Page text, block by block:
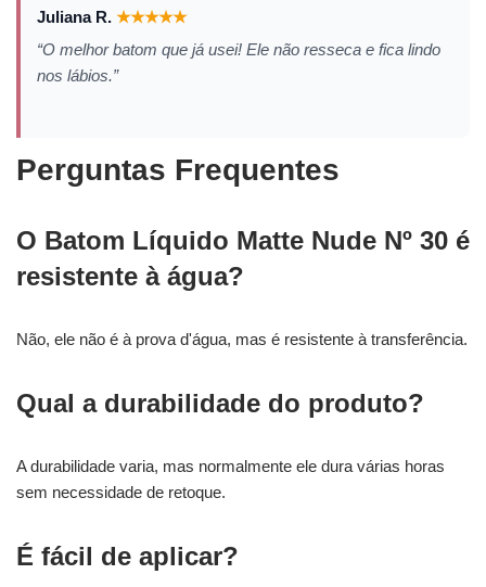
Juliana R. ★★★★★
“O melhor batom que já usei! Ele não resseca e fica lindo
nos lábios.”
Perguntas Frequentes
O Batom Líquido Matte Nude Nº 30 é
resistente à água?
Não, ele não é à prova d'água, mas é resistente à transferência.
Qual a durabilidade do produto?
A durabilidade varia, mas normalmente ele dura várias horas
sem necessidade de retoque.
É fácil de aplicar?